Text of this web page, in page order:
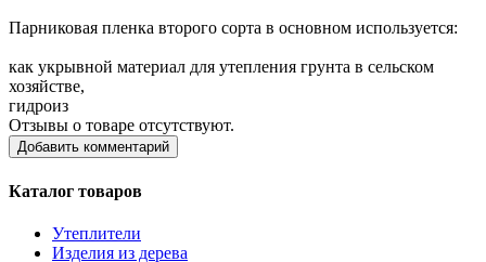
Парниковая пленка второго сорта в основном используется:
как укрывной материал для утепления грунта в сельском
хозяйстве,
гидроиз
Отзывы о товаре отсутствуют.
Добавить комментарий
Каталог товаров
Утеплители
Изделия из дерева